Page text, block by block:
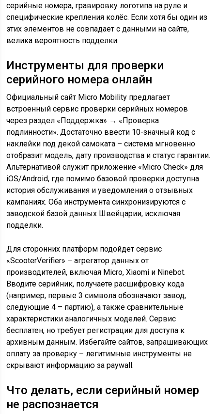
серийные номера, гравировку логотипа на руле и
специфические крепления колёс. Если хотя бы один из
этих элементов не совпадает с данными на сайте,
велика вероятность подделки.
Инструменты для проверки
серийного номера онлайн
Официальный сайт Micro Mobility предлагает
встроенный сервис проверки серийных номеров
через раздел «Поддержка» → «Проверка
подлинности». Достаточно ввести 10-значный код с
наклейки под декой самоката – система мгновенно
отобразит модель, дату производства и статус гарантии.
Альтернативой служит приложение «Micro Check» для
iOS/Android, где помимо базовой проверки доступна
история обслуживания и уведомления о отзывных
кампаниях. Оба инструмента синхронизируются с
заводской базой данных Швейцарии, исключая
подделки.
Для сторонних платформ подойдет сервис
«ScooterVerifier» – агрегатор данных от
производителей, включая Micro, Xiaomi и Ninebot.
Вводите серийник, получаете расшифровку кода
(например, первые 3 символа обозначают завод,
следующие 4 – партию), а также сравнительные
характеристики аналогичных моделей. Сервис
бесплатен, но требует регистрации для доступа к
архивным данным. Избегайте сайтов, запрашивающих
оплату за проверку – легитимные инструменты не
скрывают информацию за paywall.
Что делать, если серийный номер
не распознается